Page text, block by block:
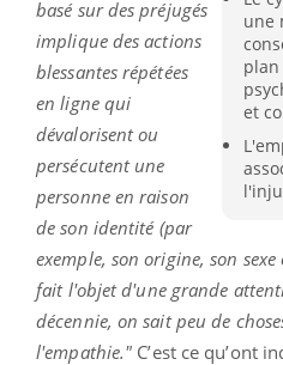
une
et
basé sur des préjugés
implique des actions
blessantes répétées
en ligne qui
dévalorisent ou
persécutent une
personne en raison
de son identité (par
exemple, son origine, son
fait l'objet d'une grande
décennie, on sait peu de
l'empathie." C’est ce qu’ont